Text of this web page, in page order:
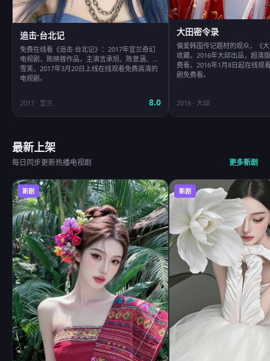
追击·台北记
免费在线看《追击·台北记》：2017年宜兰奇幻
电视剧，陈映蓉作品，主演言承旭、陈意涵、郭
雪芙，2017年3月20日上线在线观看免费高清的
电视剧。
2017 · 宜兰 8.0
大田密令录
偏爱韩国传记题材的观众，《
收藏。2016年大邱出品，超清
费看，2016年1月8日起在线观
剧免费看。
2016 · 大邱
最新上架
每日同步更新热播电视剧 更多新剧
新剧 新剧